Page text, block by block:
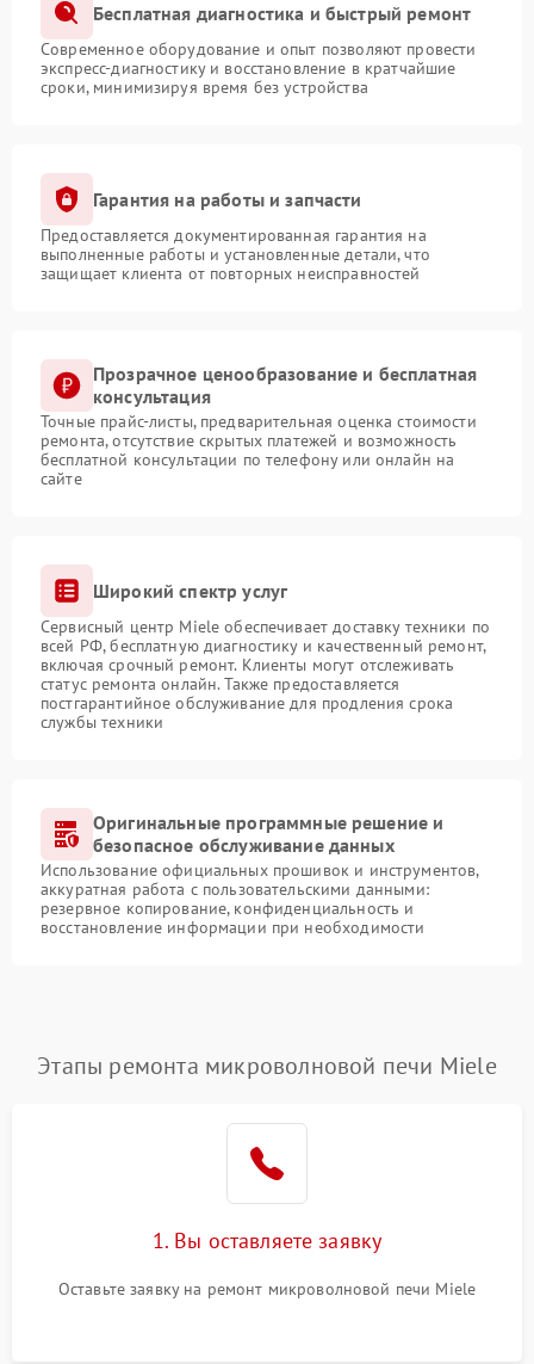
Бесплатная диагностика и быстрый ремонт
Современное оборудование и опыт позволяют провести
экспресс-диагностику и восстановление в кратчайшие
сроки, минимизируя время без устройства
Гарантия на работы и запчасти
Предоставляется документированная гарантия на
выполненные работы и установленные детали, что
защищает клиента от повторных неисправностей
Прозрачное ценообразование и бесплатная
консультация
Точные прайс-листы, предварительная оценка стоимости
ремонта, отсутствие скрытых платежей и возможность
бесплатной консультации по телефону или онлайн на
сайте
Широкий спектр услуг
Сервисный центр Miele обеспечивает доставку техники по
всей РФ, бесплатную диагностику и качественный ремонт,
включая срочный ремонт. Клиенты могут отслеживать
статус ремонта онлайн. Также предоставляется
постгарантийное обслуживание для продления срока
службы техники
Оригинальные программные решение и
безопасное обслуживание данных
Использование официальных прошивок и инструментов,
аккуратная работа с пользовательскими данными:
резервное копирование, конфиденциальность и
восстановление информации при необходимости
Этапы ремонта микроволновой печи Miele
1. Вы оставляете заявку
Оставьте заявку на ремонт микроволновой печи Miele